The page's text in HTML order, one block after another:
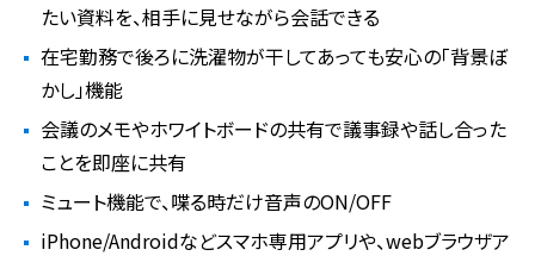
たい資料を、相手に見せながら会話できる
在宅勤務で後ろに洗濯物が干してあっても安心の「背景ぼ
かし」機能
会議のメモやホワイトボードの共有で議事録や話し合った
ことを即座に共有
ミュート機能で、喋る時だけ音声のON/OFF
iPhone/Androidなどスマホ専用アプリや、webブラウザア